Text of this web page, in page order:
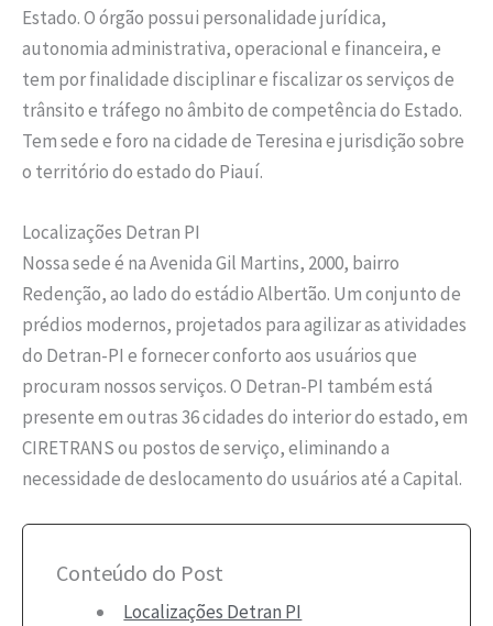
Estado. O órgão possui personalidade jurídica,
autonomia administrativa, operacional e financeira, e
tem por finalidade disciplinar e fiscalizar os serviços de
trânsito e tráfego no âmbito de competência do Estado.
Tem sede e foro na cidade de Teresina e jurisdição sobre
o território do estado do Piauí.
Localizações Detran PI
Nossa sede é na Avenida Gil Martins, 2000, bairro
Redenção, ao lado do estádio Albertão. Um conjunto de
prédios modernos, projetados para agilizar as atividades
do Detran-PI e fornecer conforto aos usuários que
procuram nossos serviços. O Detran-PI também está
presente em outras 36 cidades do interior do estado, em
CIRETRANS ou postos de serviço, eliminando a
necessidade de deslocamento do usuários até a Capital.
Conteúdo do Post
Localizações Detran PI